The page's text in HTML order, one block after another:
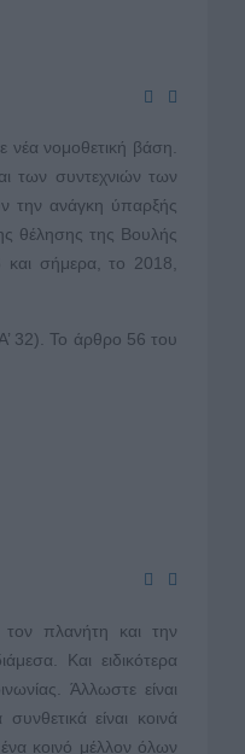
νομοθετική βάση.
των συντεχνιών των
την ανάγκη ύπαρξής
θέλησης της Βουλής
σήμερα, το 2018,
32). Το άρθρο 56 του
τον πλανήτη και την
Και ειδικότερα
Άλλωστε είναι
είναι κοινά
ένα κοινό μέλλον όλων